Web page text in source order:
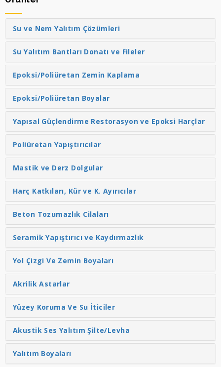
Su ve Nem Yalıtım Çözümleri
Su Yalıtım Bantları Donatı ve Fileler
Epoksi/Poliüretan Zemin Kaplama
Epoksi/Poliüretan Boyalar
Yapısal Güçlendirme Restorasyon ve Epoksi Harçlar
Poliüretan Yapıştırıcılar
Mastik ve Derz Dolgular
Harç Katkıları, Kür ve K. Ayırıcılar
Beton Tozumazlık Cilaları
Seramik Yapıştırıcı ve Kaydırmazlık
Yol Çizgi Ve Zemin Boyaları
Akrilik Astarlar
Yüzey Koruma Ve Su İticiler
Akustik Ses Yalıtım Şilte/Levha
Yalıtım Boyaları